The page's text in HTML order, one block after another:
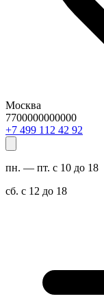
Москва
7700000000000
29 24 211 994 7+
пн. — пт. с 10 до 18
сб. с 12 до 18